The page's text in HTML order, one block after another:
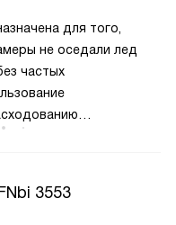
насоса. Чем
тем качественнее
затрачивается
для того,
не оседали лед
частых
3553